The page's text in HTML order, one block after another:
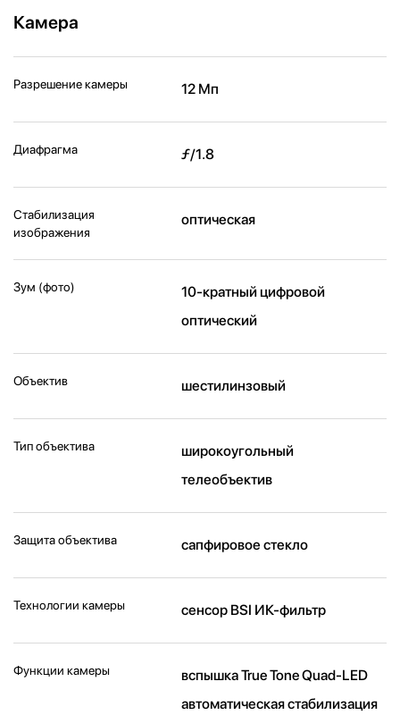
Камера
Разрешение камеры 12 Мп
Диафрагма ƒ/1.8
Стабилизация
изображения
оптическая
Зум (фото)
10-кратный цифровой
оптический
Объектив шестилинзовый
Тип объектива
широкоугольный
телеобъектив
Защита объектива сапфировое стекло
Технологии камеры cенсор BSI ИК-фильтр
Функции камеры
вспышка True Tone Quad-LED
автоматическая стабилизация